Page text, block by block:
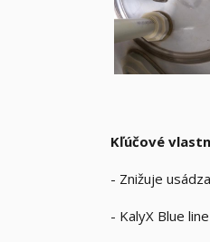
Kľúčové
- Znižuje
- KalyX Blue